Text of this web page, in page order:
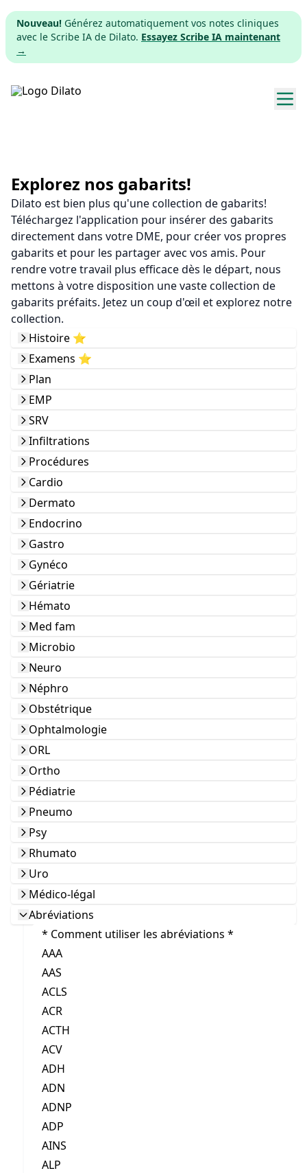
Nouveau! Générez automatiquement vos notes cliniques
avec le Scribe IA de Dilato. Essayez Scribe IA maintenant
→
Tarifs
Télécharger
App web
S'inscrire
Explorez nos gabarits!
Dilato est bien plus qu'une collection de gabarits!
Téléchargez l'application pour insérer des gabarits
directement dans votre DME, pour créer vos propres
gabarits et pour les partager avec vos amis. Pour
rendre votre travail plus efficace dès le départ, nous
mettons à votre disposition une vaste collection de
gabarits préfaits. Jetez un coup d'œil et explorez notre
collection.
Histoire ⭐️
Examens ⭐️
Plan
EMP
SRV
Infiltrations
Procédures
Cardio
Dermato
Endocrino
Gastro
Gynéco
Gériatrie
Hémato
Med fam
Microbio
Neuro
Néphro
Obstétrique
Ophtalmologie
ORL
Ortho
Pédiatrie
Pneumo
Psy
Rhumato
Uro
Médico-légal
Abréviations
* Comment utiliser les abréviations *
AAA
AAS
ACLS
ACR
ACTH
ACV
ADH
ADN
ADNP
ADP
AINS
ALP